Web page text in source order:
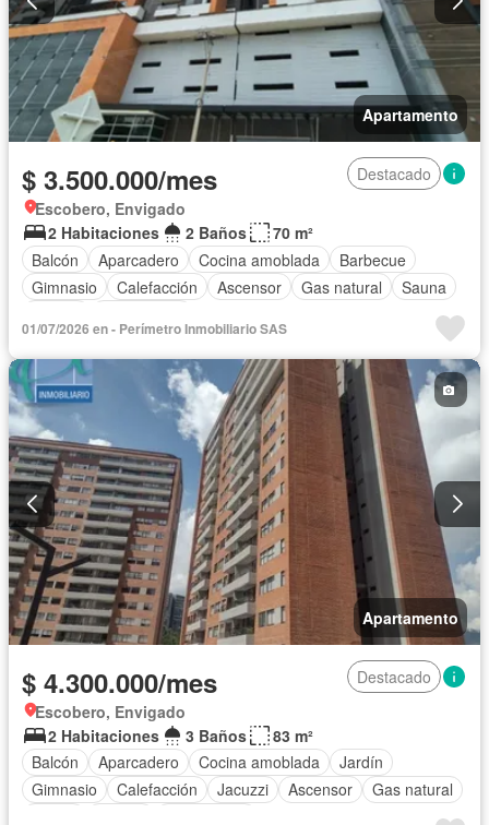
Apartamento
$ 3.500.000/mes
Destacado
Escobero, Envigado
2 Habitaciones
2 Baños
70 m²
Balcón
Aparcadero Cocina amoblada
Barbecue
Gimnasio
Calefacción Ascensor Gas natural
Sauna
01/07/2026 en - Perímetro Inmobiliario SAS
Apartamento
$ 4.300.000/mes
Destacado
Escobero, Envigado
2 Habitaciones
3 Baños
83 m²
Balcón
Aparcadero Cocina amoblada
Jardín
Gimnasio
Calefacción Jacuzzi Ascensor
Gas natural